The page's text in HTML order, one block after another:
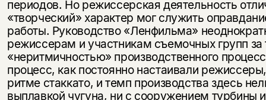
периодов. Но режиссерская деятельность
«творческий» характер мог служить
работы. Руководство «Ленфильма»
режиссерам и участникам съемочных групп за
«неритмичностью» производственного
процесс, как постоянно настаивали
ритме стаккато, и темп производства здесь
выплавкой чугуна, ни с сооружением турбины